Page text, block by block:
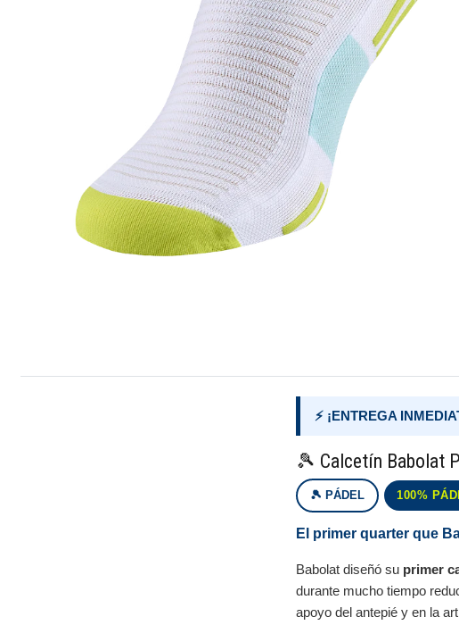
⚡ ¡ENTREGA
🎾 Calcetín Babolat
🎾 PÁDEL 100%
El primer quarter que
Babolat diseñó su primer
durante mucho tiempo
apoyo del antepié y en la